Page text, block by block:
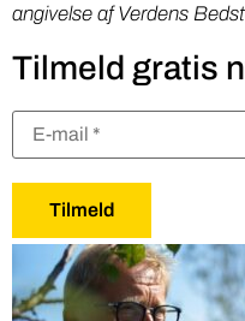
angivelse af Verdens
Tilmeld gratis